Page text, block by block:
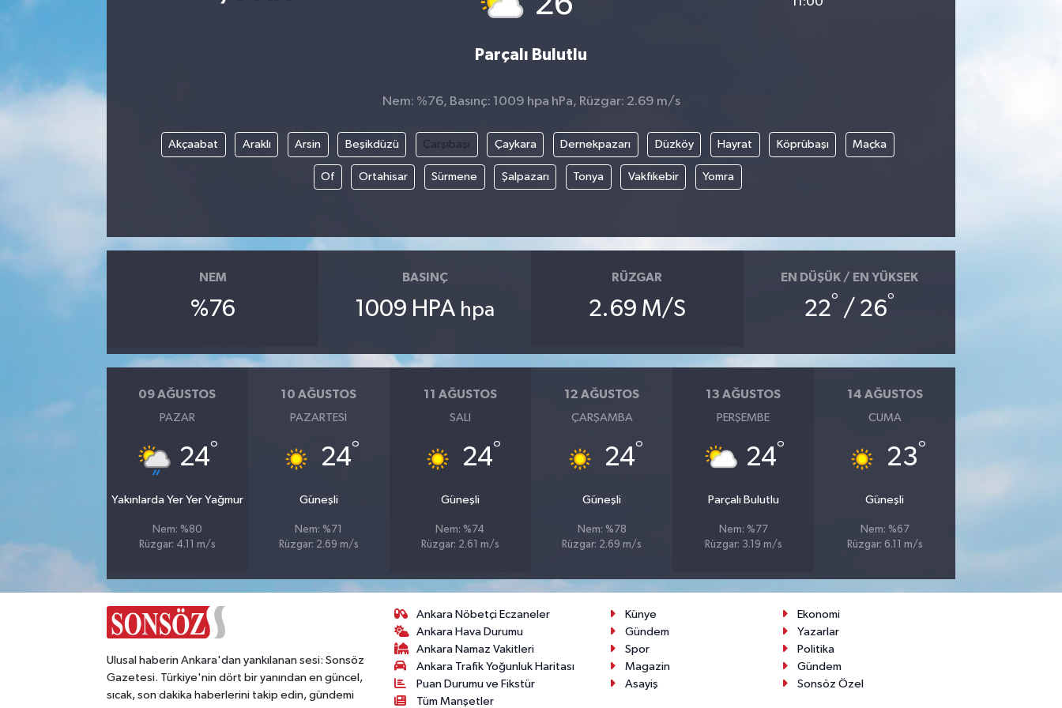
Parçalı Bulutlu
Nem: %76, Basınç: 1009 hpa hPa, Rüzgar: 2.69 m/s
Akçaabat Araklı Arsin Beşikdüzü Çarşıbaşı Çaykara Dernekpazarı Düzköy Hayrat Köprübaşı Maçka
Of Ortahisar Sürmene Şalpazarı Tonya Vakfıkebir Yomra
NEM
%76
BASINÇ
1009 HPA hpa
RÜZGAR
2.69 M/S
EN DÜŞÜK / EN YÜKSEK
22° / 26°
09 AĞUSTOS
PAZAR
24°
Yakınlarda Yer Yer Yağmur
Nem: %80
Rüzgar: 4.11 m/s
10 AĞUSTOS
PAZARTESI
24°
Güneşli
Nem: %71
Rüzgar: 2.69 m/s
11 AĞUSTOS
SALI
24°
Güneşli
Nem: %74
Rüzgar: 2.61 m/s
12 AĞUSTOS
ÇARŞAMBA
24°
Güneşli
Nem: %78
Rüzgar: 2.69 m/s
13 AĞUSTOS
PERŞEMBE
24°
Parçalı Bulutlu
Nem: %77
Rüzgar: 3.19 m/s
14 AĞUSTOS
CUMA
23°
Güneşli
Nem: %67
Rüzgar: 6.11 m/s
Ulusal haberin Ankara'dan yankılanan sesi: Sonsöz
Gazetesi. Türkiye'nin dört bir yanından en güncel,
sıcak, son dakika haberlerini takip edin, gündemi
Ankara Nöbetçi Eczaneler
Ankara Hava Durumu
Ankara Namaz Vakitleri
Ankara Trafik Yoğunluk Haritası
Puan Durumu ve Fikstür
Tüm Manşetler
Künye
Ekonomi
Gündem
Yazarlar
Spor
Politika
Magazin
Gündem
Asayiş
Sonsöz Özel
Eleman
Siyaset
Sokak Hayvanlarını Sahiplendirme
Sonsöz Özel